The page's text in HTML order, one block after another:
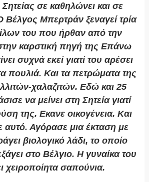
σε καθηλώνει και σε
Βέλγος Μπερτράν ξεναγεί τρία
του που ήρθαν από την
καρστική πηγή της Επάνω
συχνά εκεί γιατί του αρέσει
πουλιά. Και τα πετρώματα της
χαλαζιτών. Εδώ και 25
να μείνει στη Σητεία γιατί
της. Εκανε οικογένεια. Και
αυτό. Αγόρασε μια έκταση με
βιολογικό λάδι, το οποίο
στο Βέλγιο. Η γυναίκα του
χειροποίητα σαπούνια.